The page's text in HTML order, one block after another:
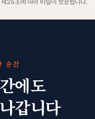
제26조에 따라 비밀이 보장됩니다.
순간
에도
갑니다